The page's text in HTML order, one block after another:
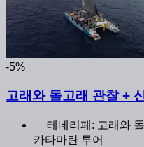
-5%
고래와 돌고래 관찰 +
테네리페: 고래와
카타마란 투어